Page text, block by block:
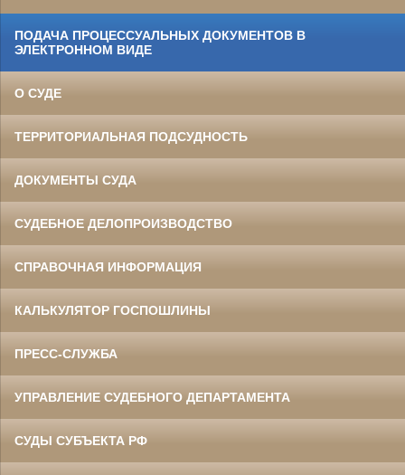
ПОДАЧА ПРОЦЕССУАЛЬНЫХ ДОКУМЕНТОВ В
ЭЛЕКТРОННОМ ВИДЕ
О СУДЕ
ТЕРРИТОРИАЛЬНАЯ ПОДСУДНОСТЬ
ДОКУМЕНТЫ СУДА
СУДЕБНОЕ ДЕЛОПРОИЗВОДСТВО
СПРАВОЧНАЯ ИНФОРМАЦИЯ
КАЛЬКУЛЯТОР ГОСПОШЛИНЫ
ПРЕСС-СЛУЖБА
УПРАВЛЕНИЕ СУДЕБНОГО ДЕПАРТАМЕНТА
СУДЫ СУБЪЕКТА РФ